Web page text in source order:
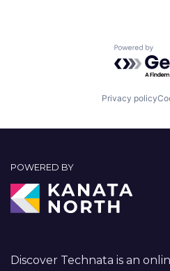
Powered
Privacy policy
POWERED BY
Discover Technata is an